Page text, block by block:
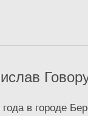
в городе